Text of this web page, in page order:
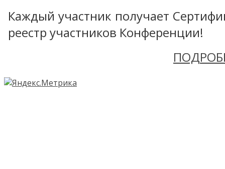
Каждый участник получает
реестр участников Конференции!